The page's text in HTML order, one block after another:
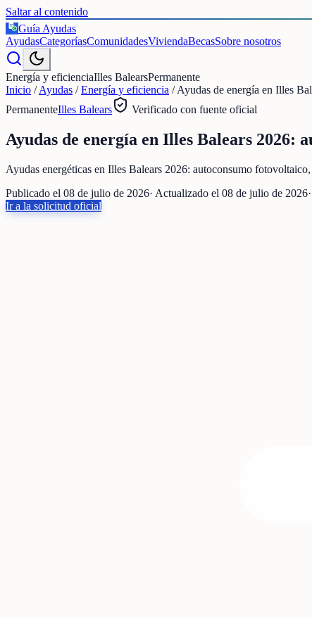
Saltar al contenido
€
Guía Ayudas
AyudasCategoríasComunidadesViviendaBecasSobre nosotros
Energía y eficienciaIlles BalearsPermanente
Inicio /Ayudas /Energía y eficiencia /Ayudas de energía en Illes
PermanenteIlles Balears Verificado con fuente oficial
Ayudas de energía en Illes Balears 2026:
Ayudas energéticas en Illes Balears 2026: autoconsumo
Publicado el 08 de julio de 2026· Actualizado el 08 de julio de 2026
Ir a la solicitud oficial